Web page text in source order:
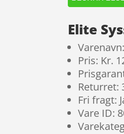
Elite
Varenavn:
Pris: Kr.
Returret:
Fri fragt:
Vare ID: